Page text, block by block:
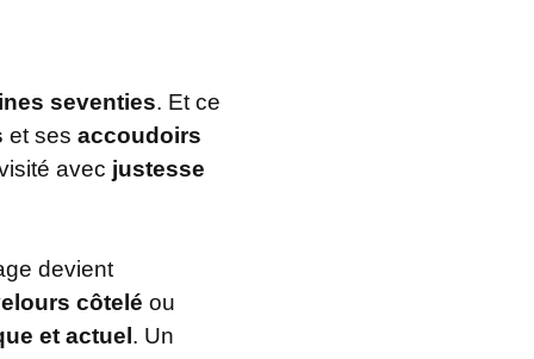
seventies. Et ce
et ses accoudoirs
avec justesse
devient
côtelé ou
et actuel . Un